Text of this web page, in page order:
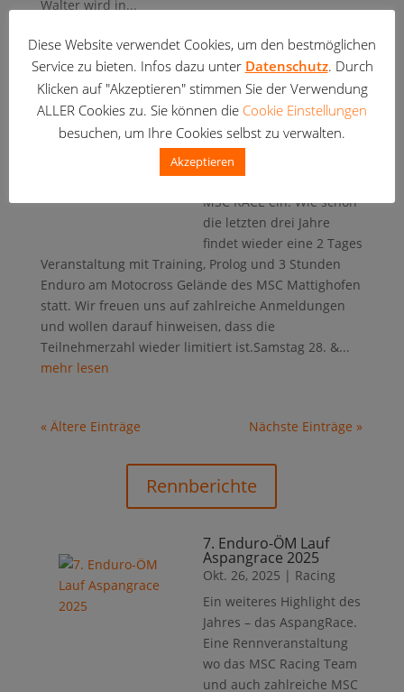
Walter wird in...
MSC Mattighofen Race
2024
Juli 24, 2024|Events,
News
Der MSC Mattighofen lädt
recht herzlich zum vierten
MSC RACE ein. Wie schon
die letzten drei Jahre
findet wieder eine 2 Tages
Veranstaltung mit Training, Prolog und 3 Stunden
Enduro am Motocross Gelände des MSC Mattighofen
statt. Wir freuen uns auf zahlreiche Anmeldungen
und wollen darauf hinweisen, dass die
Teilnehmerzahl wieder limitiert ist.Samstag 28. &...
mehr lesen
« Ältere Einträge Nächste Einträge »
Rennberichte
7. Enduro-ÖM Lauf
Aspangrace 2025
Okt. 26, 2025 | Racing
Ein weiteres Highlight des
Jahres – das AspangRace.
Eine Rennveranstaltung
wo das MSC Racing Team
und auch zahlreiche MSC
Diese Website verwendet Cookies, um den bestmöglichen
Service zu bieten. Infos dazu unter Datenschutz. Durch
Klicken auf "Akzeptieren" stimmen Sie der Verwendung
ALLER Cookies zu. Sie können die Cookie Einstellungen
besuchen, um Ihre Cookies selbst zu verwalten.
Akzeptieren